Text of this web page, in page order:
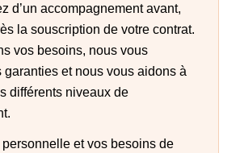
d’un accompagnement avant,
la souscription de votre contrat.
vos besoins, nous vous
garanties et nous vous aidons à
différents niveaux de
et vos besoins de